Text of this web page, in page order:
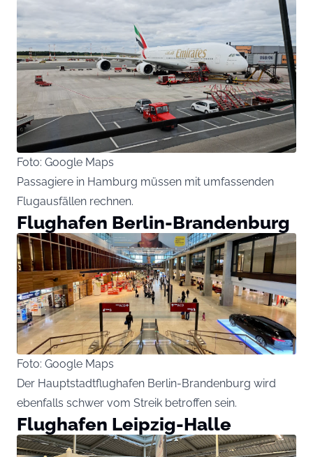
Foto: Google Maps
Passagiere in Hamburg müssen mit umfassenden
Flugausfällen rechnen.
Flughafen Berlin-Brandenburg
Foto: Google Maps
Der Hauptstadtflughafen Berlin-Brandenburg wird
ebenfalls schwer vom Streik betroffen sein.
Flughafen Leipzig-Halle